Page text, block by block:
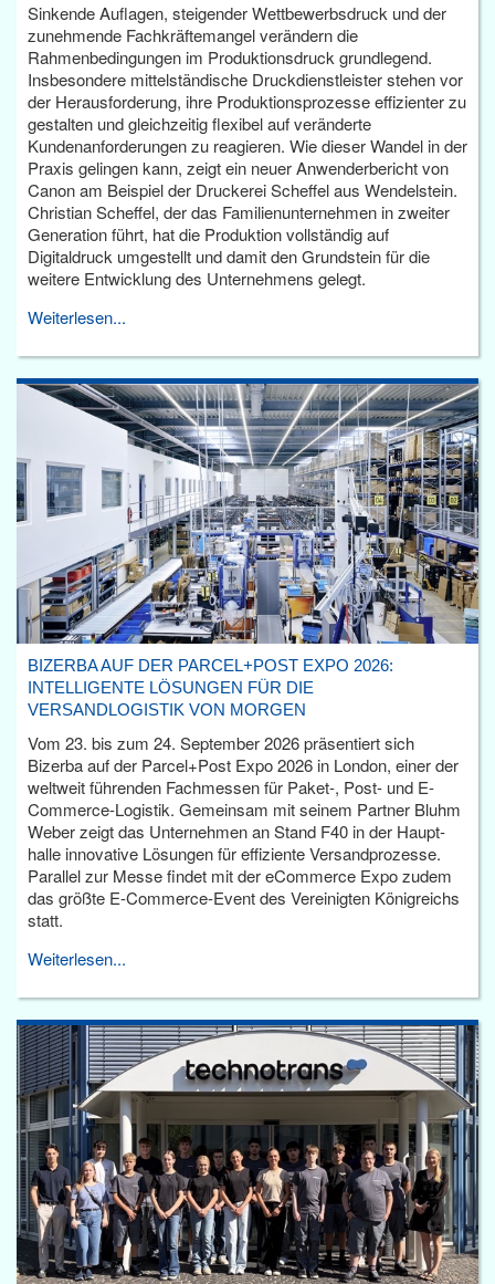
Sinkende Auflagen, steigender Wettbewerbsdruck und der
zunehmende Fachkräftemangel verändern die
Rahmenbedingungen im Produktionsdruck grundlegend.
Insbesondere mittelständische Druckdienstleister stehen vor
der Herausforderung, ihre Produktionsprozesse effizienter zu
gestalten und gleichzeitig flexibel auf veränderte
Kundenanforderungen zu reagieren. Wie dieser Wandel in der
Praxis gelingen kann, zeigt ein neuer Anwenderbericht von
Canon am Beispiel der Druckerei Scheffel aus Wendelstein.
Christian Scheffel, der das Familienunternehmen in zweiter
Generation führt, hat die Produktion vollständig auf
Digitaldruck umgestellt und damit den Grundstein für die
weitere Entwicklung des Unternehmens gelegt.
Weiterlesen...
BIZERBA AUF DER PARCEL+POST EXPO 2026:
INTELLIGENTE LÖSUNGEN FÜR DIE
VERSANDLOGISTIK VON MORGEN
Vom 23. bis zum 24. September 2026 präsentiert sich
Bizerba auf der Parcel+Post Expo 2026 in London, einer der
weltweit führenden Fachmessen für Paket-, Post- und E-
Commerce-Logistik. Gemeinsam mit seinem Partner Bluhm
Weber zeigt das Unternehmen an Stand F40 in der Haupt­
halle innovative Lösungen für effiziente Versandprozesse.
Parallel zur Messe findet mit der eCommerce Expo zudem
das größte E-Commerce-Event des Vereinigten Königreichs
statt.
Weiterlesen...